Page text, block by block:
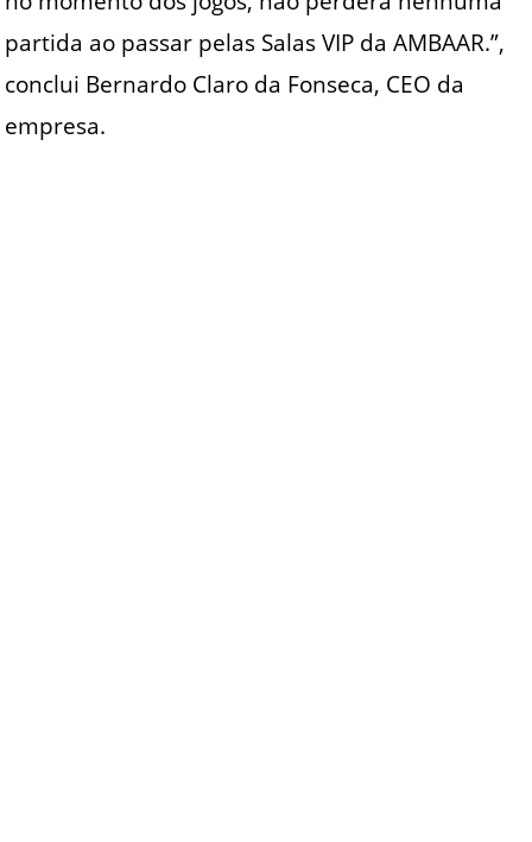
partida ao passar pelas Salas VIP da AMBAAR.”,
conclui Bernardo Claro da Fonseca, CEO da
empresa.